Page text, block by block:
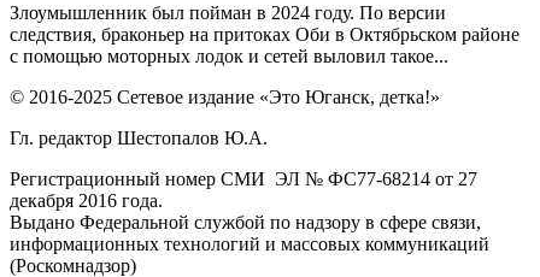
Злоумышленник был пойман в 2024 году. По версии
следствия, браконьер на притоках Оби в Октябрьском районе
с помощью моторных лодок и сетей выловил такое...
© 2016-2025 Сетевое издание «Это Юганск, детка!»
Гл. редактор Шестопалов Ю.А.
Регистрационный номер СМИ ЭЛ № ФС77-68214 от 27
декабря 2016 года.
Выдано Федеральной службой по надзору в сфере связи,
информационных технологий и массовых коммуникаций
(Роскомнадзор)